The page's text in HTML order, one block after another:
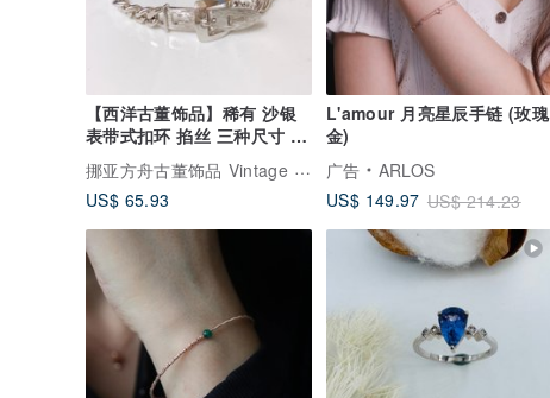
【西洋古董饰品】稀有 沙银
表带式扣环 掐丝 三种尺寸 手
环手链
挪亚方舟古董饰品 Vintage Jewelry
US$ 65.93
L'amour 月亮星辰手链 (玫瑰
金)
广告
ARLOS
US$ 149.97 US$ 214.23